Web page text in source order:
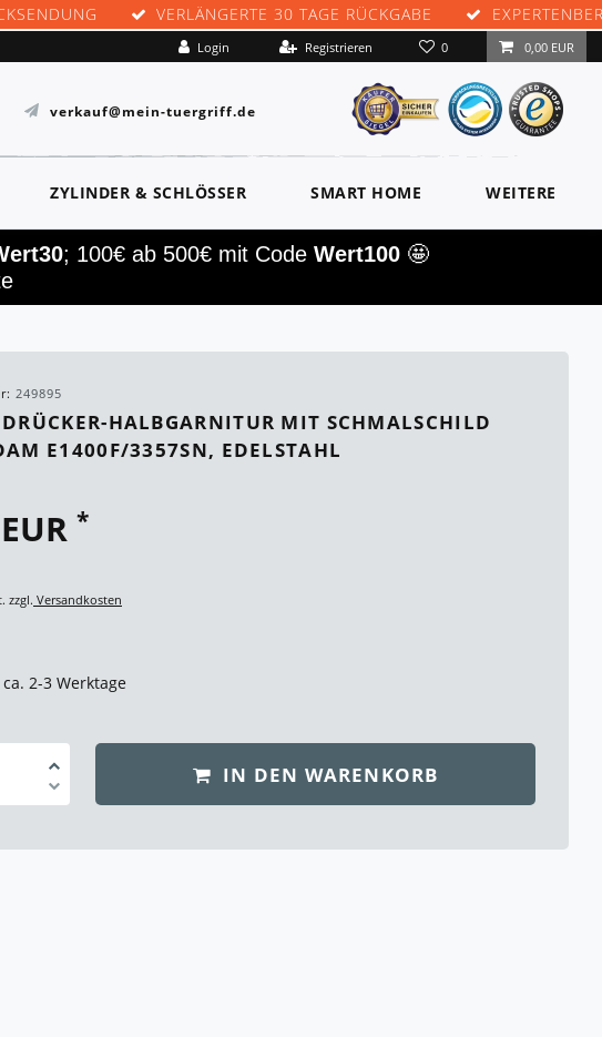
VERLÄNGERTE 30 TAGE RÜCKGABE
Login Registrieren 0 0,00 EUR
verkauf@mein-tuergriff.de
ZYLINDER & SCHLÖSSER SMART HOME WEITERE
; 100€ ab 500€ mit Code Wert100🤩
249895
HALBGARNITUR MIT SCHMALSCHILD
E1400F/3357SN, EDELSTAHL
*
zzgl. Versandkosten
2-3 Werktage
IN DEN WARENKORB